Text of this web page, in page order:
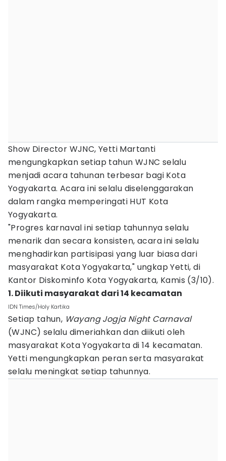
Show Director WJNC, Yetti Martanti
mengungkapkan setiap tahun WJNC selalu
menjadi acara tahunan terbesar bagi Kota
Yogyakarta. Acara ini selalu diselenggarakan
dalam rangka memperingati HUT Kota
Yogyakarta.
"Progres karnaval ini setiap tahunnya selalu
menarik dan secara konsisten, acara ini selalu
menghadirkan partisipasi yang luar biasa dari
masyarakat Kota Yogyakarta," ungkap Yetti, di
Kantor Diskominfo Kota Yogyakarta, Kamis (3/10).
1. Diikuti masyarakat dari 14 kecamatan
IDN Times/Holy Kartika
Setiap tahun, Wayang Jogja Night Carnaval
(WJNC) selalu dimeriahkan dan diikuti oleh
masyarakat Kota Yogyakarta di 14 kecamatan.
Yetti mengungkapkan peran serta masyarakat
selalu meningkat setiap tahunnya.